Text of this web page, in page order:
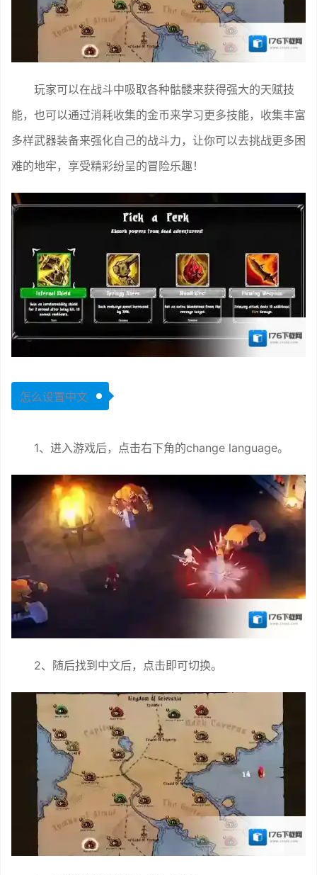
玩家可以在战斗中吸取各种骷髅来获得强大的天赋技
能，也可以通过消耗收集的金币来学习更多技能，收集丰富
多样武器装备来强化自己的战斗力，让你可以去挑战更多困
难的地牢，享受精彩纷呈的冒险乐趣！
怎么设置中文
1、进入游戏后，点击右下角的change language。
2、随后找到中文后，点击即可切换。